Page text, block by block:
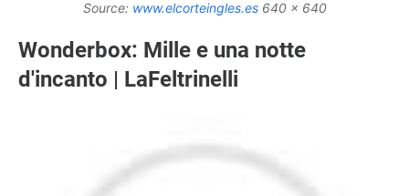
Source: www.elcorteingles.es640 x 640
Wonderbox: Mille e una notte
d'incanto | LaFeltrinelli